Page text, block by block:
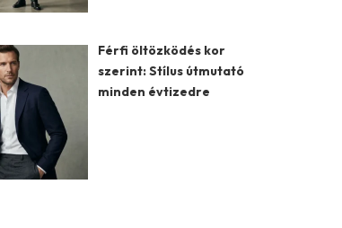
Férfi öltözködés kor
szerint: Stílus útmutató
minden évtizedre